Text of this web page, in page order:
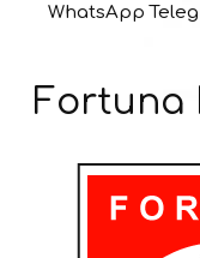
WhatsApp
Fortuna